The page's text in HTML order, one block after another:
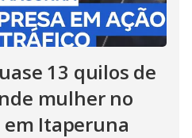
13 quilos de
mulher no
Itaperuna